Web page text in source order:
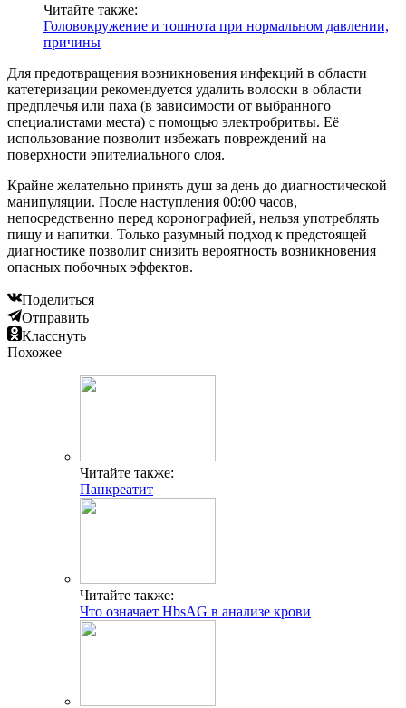
Читайте также:
Головокружение и тошнота при нормальном давлении,
причины
Для предотвращения возникновения инфекций в области
катетеризации рекомендуется удалить волоски в области
предплечья или паха (в зависимости от выбранного
специалистами места) с помощью электробритвы. Её
использование позволит избежать повреждений на
поверхности эпителиального слоя.
Крайне желательно принять душ за день до диагностической
манипуляции. После наступления 00:00 часов,
непосредственно перед коронографией, нельзя употреблять
пищу и напитки. Только разумный подход к предстоящей
диагностике позволит снизить вероятность возникновения
опасных побочных эффектов.
Поделиться
Отправить
Класснуть
Похожее
Читайте также:
Панкреатит
Читайте также:
Что означает HbsAG в анализе крови